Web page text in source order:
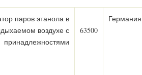
паров этанола в
воздухе с
принадлежностями
63500
Германия